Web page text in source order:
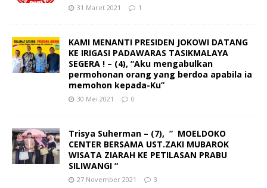
31 Maret 2021 1
KAMI MENANTI PRESIDEN JOKOWI DATANG
KE IRIGASI PADAWARAS TASIKMALAYA
SEGERA ! – (4), “Aku mengabulkan
permohonan orang yang berdoa apabila ia
memohon kepada-Ku”
30 Mei 2021 0
Trisya Suherman – (7), ” MOELDOKO
CENTER BERSAMA UST.ZAKI MUBAROK
WISATA ZIARAH KE PETILASAN PRABU
SILIWANGI “
27 November 2021 3